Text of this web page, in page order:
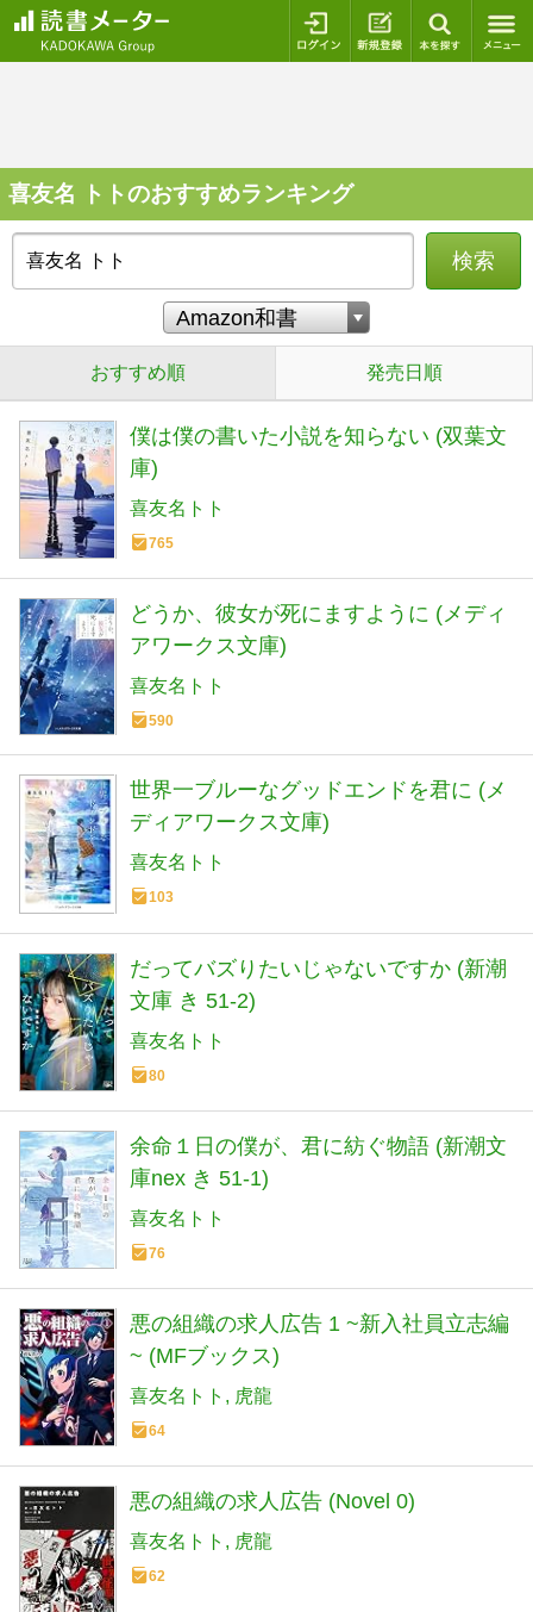
ログイン 新規登録
喜友名 トトのおすすめランキング
検索
おすすめ順 発売日順
僕は僕の書いた小説を知らない (双葉文
庫)
喜友名トト
765
どうか、彼女が死にますように (メディ
アワークス文庫)
喜友名トト
590
世界一ブルーなグッドエンドを君に (メ
ディアワークス文庫)
喜友名トト
103
だってバズりたいじゃないですか (新潮
文庫 き 51-2)
喜友名トト
80
余命１日の僕が、君に紡ぐ物語 (新潮文
庫nex き 51-1)
喜友名トト
76
悪の組織の求人広告 1 ~新入社員立志編
~ (MFブックス)
喜友名トト 虎龍
64
悪の組織の求人広告 (Novel 0)
喜友名トト 虎龍
62